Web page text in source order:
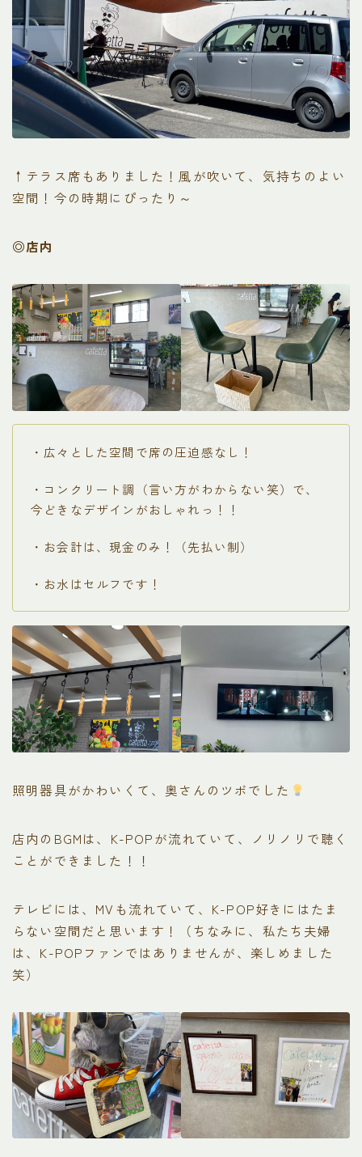
↑テラス席もありました！風が吹いて、気持ちのよい
空間！今の時期にぴったり～
◎店内
・広々とした空間で席の圧迫感なし！
・コンクリート調（言い方がわからない笑）で、
今どきなデザインがおしゃれっ！！
・お会計は、現金のみ！（先払い制）
・お水はセルフです！
照明器具がかわいくて、奥さんのツボでした
店内のBGMは、K-POPが流れていて、ノリノリで聴く
ことができました！！
テレビには、MVも流れていて、K-POP好きにはたま
らない空間だと思います！（ちなみに、私たち夫婦
は、K-POPファンではありませんが、楽しめました
笑）